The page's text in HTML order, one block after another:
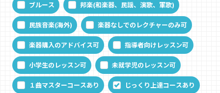
ブルース 邦楽(和楽器、民謡、演歌、軍歌)
民族音楽(海外) 楽器なしでのレクチャーのみ可
楽器購入のアドバイス可 指導者向けレッスン可
小学生のレッスン可 未就学児のレッスン可
１曲マスターコースあり じっくり上達コースあり